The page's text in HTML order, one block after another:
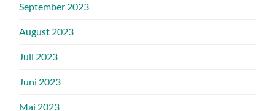
September 2023
August 2023
Juli 2023
Juni 2023
Mai 2023